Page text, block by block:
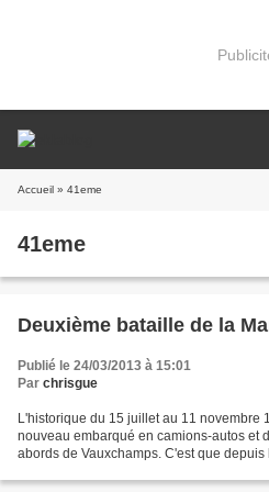
Accueil » 41eme
41eme
Deuxième bataille de la
Publié le 24/03/2013 à 15:01
Par chrisgue
L'historique du 15 juillet au 11 novembre
nouveau embarqué en camions-autos et
abords de Vauxchamps. C'est que